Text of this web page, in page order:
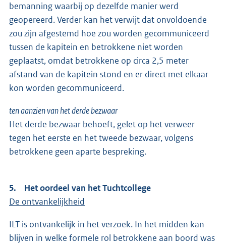
bemanning waarbij op dezelfde manier werd
geopereerd. Verder kan het verwijt dat onvoldoende
zou zijn afgestemd hoe zou worden gecommuniceerd
tussen de kapitein en betrokkene niet worden
geplaatst, omdat betrokkene op circa 2,5 meter
afstand van de kapitein stond en er direct met elkaar
kon worden gecommuniceerd.
ten aanzien van het derde bezwaar
Het derde bezwaar behoeft, gelet op het verweer
tegen het eerste en het tweede bezwaar, volgens
betrokkene geen aparte bespreking.
5. Het oordeel van het Tuchtcollege
De ontvankelijkheid
ILT is ontvankelijk in het verzoek. In het midden kan
blijven in welke formele rol betrokkene aan boord was